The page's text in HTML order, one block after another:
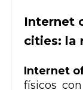
Internet
cities: la
Internet
físicos